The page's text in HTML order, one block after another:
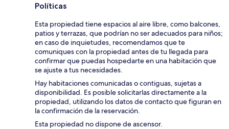
Políticas
Esta propiedad tiene espacios al aire libre, como balcones,
patios y terrazas, que podrían no ser adecuados para niños;
en caso de inquietudes, recomendamos que te
comuniques con la propiedad antes de tu llegada para
confirmar que puedas hospedarte en una habitación que
se ajuste a tus necesidades.
Hay habitaciones comunicadas o contiguas, sujetas a
disponibilidad. Es posible solicitarlas directamente a la
propiedad, utilizando los datos de contacto que figuran en
la confirmación de la reservación.
Esta propiedad no dispone de ascensor.